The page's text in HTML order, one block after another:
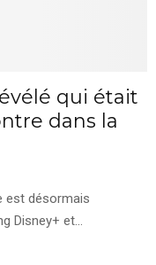
qui était
dans la
est désormais
Disney+ et...